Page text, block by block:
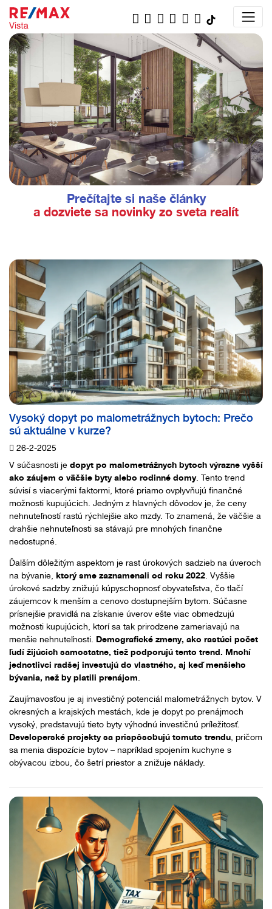
Prečítajte si naše články
a dozviete sa novinky zo sveta realít
Vysoký dopyt po malometrážnych bytoch: Prečo
sú aktuálne v kurze?
26-2-2025
V súčasnosti je dopyt po malometrážnych bytoch výrazne vyšší
ako záujem o väčšie byty alebo rodinné domy. Tento trend
súvisí s viacerými faktormi, ktoré priamo ovplyvňujú finančné
možnosti kupujúcich. Jedným z hlavných dôvodov je, že ceny
nehnuteľností rastú rýchlejšie ako mzdy. To znamená, že väčšie a
drahšie nehnuteľnosti sa stávajú pre mnohých finančne
nedostupné.
Ďalším dôležitým aspektom je rast úrokových sadzieb na úveroch
na bývanie, ktorý sme zaznamenali od roku 2022. Vyššie
úrokové sadzby znižujú kúpyschopnosť obyvateľstva, čo tlačí
záujemcov k menším a cenovo dostupnejším bytom. Súčasne
prísnejšie pravidlá na získanie úverov ešte viac obmedzujú
možnosti kupujúcich, ktorí sa tak prirodzene zameriavajú na
menšie nehnuteľnosti. Demografické zmeny, ako rastúci počet
ľudí žijúcich samostatne, tiež podporujú tento trend. Mnohí
jednotlivci radšej investujú do vlastného, aj keď menšieho
bývania, než by platili prenájom.
Zaujímavosťou je aj investičný potenciál malometrážnych bytov. V
okresných a krajských mestách, kde je dopyt po prenájmoch
vysoký, predstavujú tieto byty výhodnú investičnú príležitosť.
Developerské projekty sa prispôsobujú tomuto trendu, pričom
sa menia dispozície bytov – napríklad spojením kuchyne s
obývacou izbou, čo šetrí priestor a znižuje náklady.